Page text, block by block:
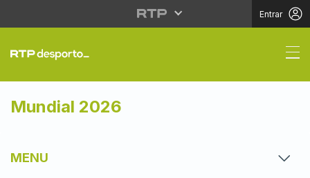
Entrar
Estádios e jogos do
Mundial 2026
MENU